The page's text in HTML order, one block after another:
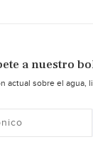
a nuestro
actual sobre el agua,